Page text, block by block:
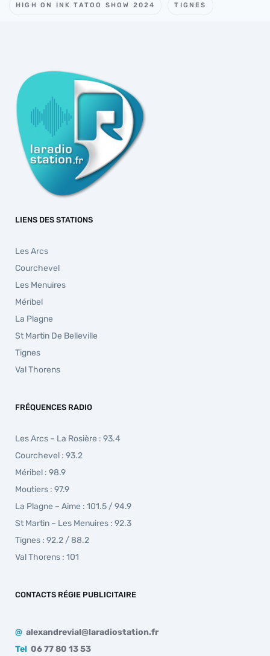
HIGH ON INK TATOO SHOW 2024 TIGNES
LIENS DES STATIONS
Les Arcs
Courchevel
Les Menuires
Méribel
La Plagne
St Martin De Belleville
Tignes
Val Thorens
FRÉQUENCES RADIO
Les Arcs – La Rosière : 93.4
Courchevel : 93.2
Méribel : 98.9
Moutiers : 97.9
La Plagne – Aime : 101.5 / 94.9
St Martin – Les Menuires : 92.3
Tignes : 92.2 / 88.2
Val Thorens : 101
CONTACTS RÉGIE PUBLICITAIRE
@ alexandrevial@laradiostation.fr
Tel 06 77 80 13 53